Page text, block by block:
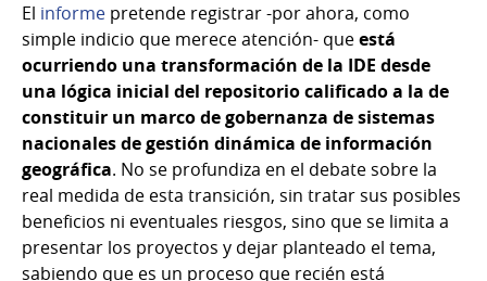
El informe pretende registrar -por ahora, como
simple indicio que merece atención- queestá
ocurriendo una transformación de la IDE desde
una lógica inicial del repositorio calificado a la de
constituir un marco de gobernanza de sistemas
nacionales de gestión dinámica de información
geográfica. No se profundiza en el debate sobre la
real medida de esta transición, sin tratar sus posibles
beneficios ni eventuales riesgos, sino que se limita a
presentar los proyectos y dejar planteado el tema,
sabiendo que es un proceso que recién está